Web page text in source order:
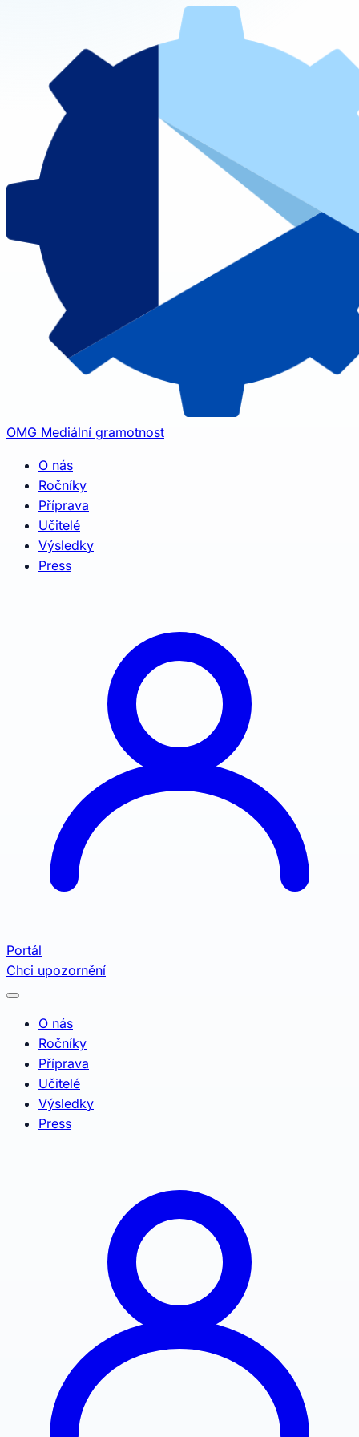
OMG Mediální gramotnost
O nás
Ročníky
Příprava
Učitelé
Výsledky
Press
Portál
Chci upozornění
O nás
Ročníky
Příprava
Učitelé
Výsledky
Press